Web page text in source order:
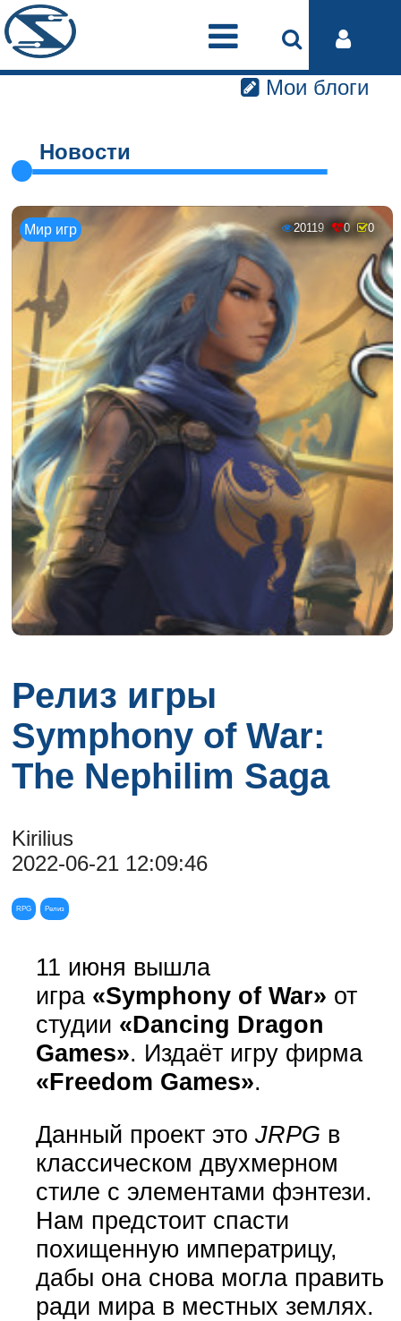
Мои блоги
Новости
Мир игр 20119 0 0
Релиз игры
Symphony of War:
The Nephilim Saga
Kirilius
2022-06-21 12:09:46
RPG Релиз
11 июня вышла
игра «Symphony of War» от
студии «Dancing Dragon
Games». Издаёт игру фирма
«Freedom Games».
Данный проект это JRPG в
классическом двухмерном
стиле с элементами фэнтези.
Нам предстоит спасти
похищенную императрицу,
дабы она снова могла править
ради мира в местных землях.